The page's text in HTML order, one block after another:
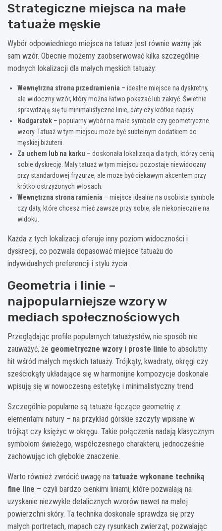
Strategiczne miejsca na małe
tatuaże męskie
Wybór odpowiedniego miejsca na tatuaż jest równie ważny jak
sam wzór. Obecnie możemy zaobserwować kilka szczególnie
modnych lokalizacji dla małych męskich tatuaży:
Wewnętrzna strona przedramienia – idealne miejsce na dyskretny,
ale widoczny wzór, który można łatwo pokazać lub zakryć. Świetnie
sprawdzają się tu minimalistyczne linie, daty czy krótkie napisy.
Nadgarstek – popularny wybór na małe symbole czy geometryczne
wzory. Tatuaż w tym miejscu może być subtelnym dodatkiem do
męskiej biżuterii.
Za uchem lub na karku – doskonała lokalizacja dla tych, którzy cenią
sobie dyskrecję. Mały tatuaż w tym miejscu pozostaje niewidoczny
przy standardowej fryzurze, ale może być ciekawym akcentem przy
krótko ostrzyżonych włosach.
Wewnętrzna strona ramienia – miejsce idealne na osobiste symbole
czy daty, które chcesz mieć zawsze przy sobie, ale niekoniecznie na
widoku.
Każda z tych lokalizacji oferuje inny poziom widoczności i
dyskrecji, co pozwala dopasować miejsce tatuażu do
indywidualnych preferencji i stylu życia.
Geometria i linie –
najpopularniejsze wzory w
mediach społecznościowych
Przeglądając profile popularnych tatuażystów, nie sposób nie
zauważyć, że geometryczne wzory i proste linie to absolutny
hit wśród małych męskich tatuaży. Trójkąty, kwadraty, okręgi czy
sześciokąty układające się w harmonijne kompozycje doskonale
wpisują się w nowoczesną estetykę i minimalistyczny trend.
Szczególnie popularne są tatuaże łączące geometrię z
elementami natury – na przykład górskie szczyty wpisane w
trójkąt czy księżyc w okręgu. Takie połączenia nadają klasycznym
symbolom świeżego, współczesnego charakteru, jednocześnie
zachowując ich głębokie znaczenie.
Warto również zwrócić uwagę na tatuaże wykonane techniką
fine line – czyli bardzo cienkimi liniami, które pozwalają na
uzyskanie niezwykle detalicznych wzorów nawet na małej
powierzchni skóry. Ta technika doskonale sprawdza się przy
małych portretach, mapach czy rysunkach zwierząt, pozwalając